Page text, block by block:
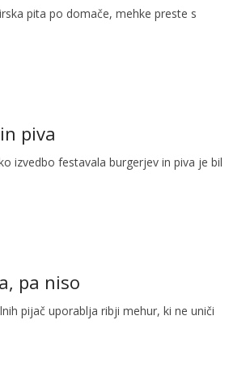
pita po domače, mehke preste s
piva
izvedbo festavala burgerjev in piva je bil
pa niso
pijač uporablja ribji mehur, ki ne uniči